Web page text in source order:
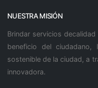
NUESTRA MISIÓN
Brindar servicios
beneficio del
sostenible de la ciudad, a
innovadora.